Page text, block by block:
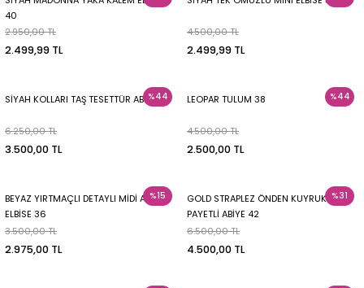
40
2.950,00 TL
2.499,99 TL
4.500,00 TL
2.499,99 TL
%44
SİYAH KOLLARI TAŞ TESETTÜR ABİYE 38
6.250,00 TL
3.500,00 TL
%44
LEOPAR TULUM 38
4.500,00 TL
2.500,00 TL
%15
BEYAZ YIRTMAÇLI DETAYLI MİDİ ABİYE
ELBİSE 36
3.500,00 TL
2.975,00 TL
%31
GOLD STRAPLEZ ÖNDEN KUYRUKLU
PAYETLİ ABİYE 42
6.500,00 TL
4.500,00 TL